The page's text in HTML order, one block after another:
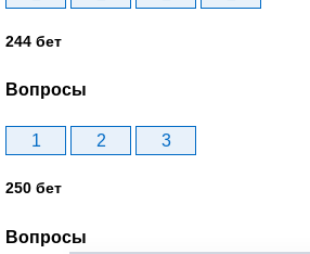
244 бет
Вопросы
1 2 3
250 бет
Вопросы